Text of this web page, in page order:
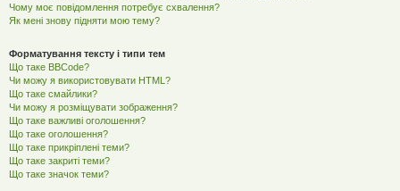
Чому моє повідомлення потребує схвалення?
Як мені знову підняти мою тему?
Форматування тексту і типи тем
Що таке BBCode?
Чи можу я використовувати HTML?
Що таке смайлики?
Чи можу я розміщувати зображення?
Що таке важливі оголошення?
Що таке оголошення?
Що таке прикріплені теми?
Що таке закриті теми?
Що таке значок теми?